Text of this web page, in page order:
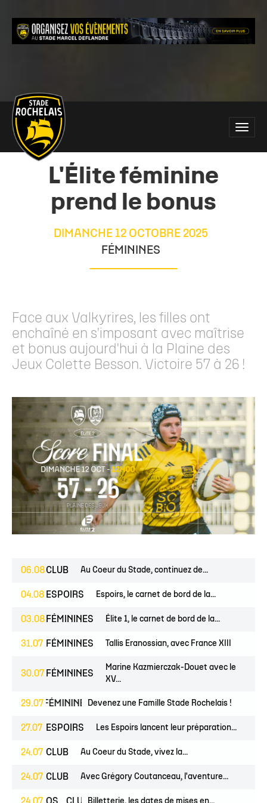
Main
site
navigation
Toggle
L'Élite féminine
prend le bonus
DIMANCHE 12 OCTOBRE 2025
FÉMININES
Face aux Valkyrires, les filles ont
enchaîné en s'imposant avec maîtrise
et bonus aujourd'hui à la Plaine des
Jeux Colette Besson. Victoire 57 à 26 !
06.08CLUB Au Coeur du Stade, continuez de...
04.08 ESPOIRS Espoirs, le carnet de bord de la...
03.08 FÉMININES Élite 1, le carnet de bord de la...
31.07 FÉMININES Tallis Eranossian, avec France XIII
30.07 FÉMININES
Marine Kazmierczak-Douet avec le
XV...
29.07FÉMININES CLUB
Devenez une Famille Stade Rochelais !
27.07 ESPOIRS Les Espoirs lancent leur préparation...
24.07 CLUB Au Coeur du Stade, vivez la...
24.07 CLUB Avec Grégory Coutanceau, l'aventure...
Billetterie, les dates de mises en...